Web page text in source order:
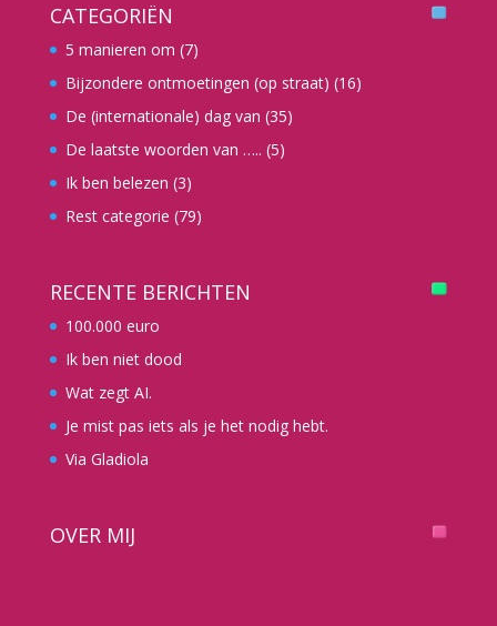
CATEGORIËN
5 manieren om (7)
Bijzondere ontmoetingen (op straat) (16)
De (internationale) dag van (35)
De laatste woorden van ….. (5)
Ik ben belezen (3)
Rest categorie (79)
RECENTE BERICHTEN
100.000 euro
Ik ben niet dood
Wat zegt AI.
Je mist pas iets als je het nodig hebt.
Via Gladiola
OVER MIJ